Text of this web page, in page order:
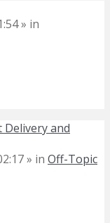
» in
Delivery and
» in Off-Topic